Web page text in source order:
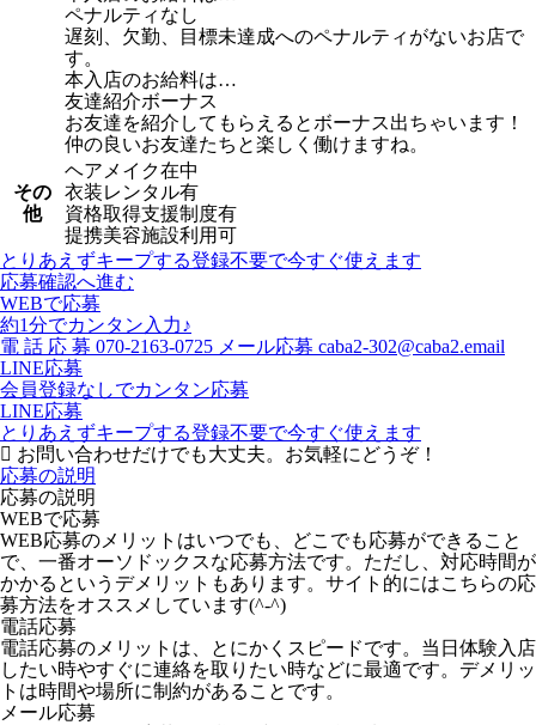
ペナルティなし
遅刻、欠勤、目標未達成へのペナルティがないお店で
す。
本入店のお給料は…
友達紹介ボーナス
お友達を紹介してもらえるとボーナス出ちゃいます！
仲の良いお友達たちと楽しく働けますね。
その
他
ヘアメイク在中
衣装レンタル有
資格取得支援制度有
提携美容施設利用可
とりあえずキープする登録不要で今すぐ使えます
応募確認へ進む
WEBで応募
約1分でカンタン入力♪
電 話 応 募 070-2163-0725 メール応募 caba2-302@caba2.email
LINE応募
会員登録なしでカンタン応募
LINE応募
とりあえずキープする登録不要で今すぐ使えます
お問い合わせだけでも大丈夫。お気軽にどうぞ！
応募の説明
応募の説明
WEBで応募
WEB応募のメリットはいつでも、どこでも応募ができること
で、一番オーソドックスな応募方法です。ただし、対応時間が
かかるというデメリットもあります。サイト的にはこちらの応
募方法をオススメしています(^-^)
電話応募
電話応募のメリットは、とにかくスピードです。当日体験入店
したい時やすぐに連絡を取りたい時などに最適です。デメリッ
トは時間や場所に制約があることです。
メール応募